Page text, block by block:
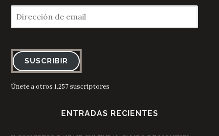
de
email
SUSCRIBIR
Únete a otros 1.257 suscriptores
ENTRADAS RECIENTES